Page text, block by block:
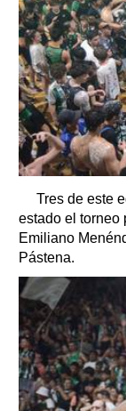
Tres de este
estado el torneo
Emiliano
Pástena.